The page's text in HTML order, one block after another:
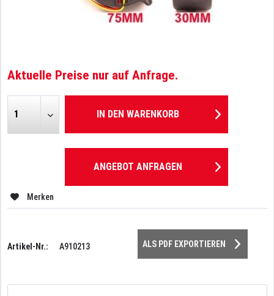
Aktuelle Preise nur auf Anfrage.
IN DEN WARENKORB
ANGEBOT ANFRAGEN
Merken
Artikel-Nr.: A910213 ALS PDF EXPORTIEREN